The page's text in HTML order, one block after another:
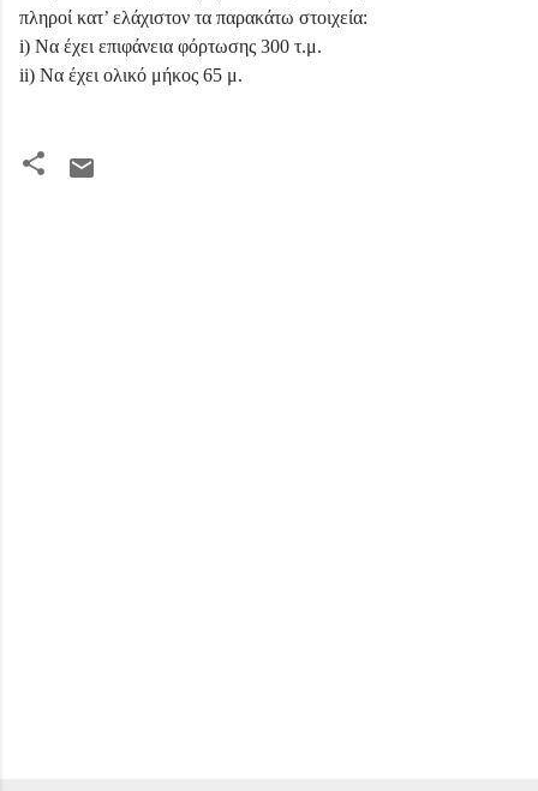
πληροί κατ’ ελάχιστον τα παρακάτω στοιχεία:
i) Να έχει επιφάνεια φόρτωσης 300 τ.μ.
ii) Να έχει ολικό μήκος 65 μ.